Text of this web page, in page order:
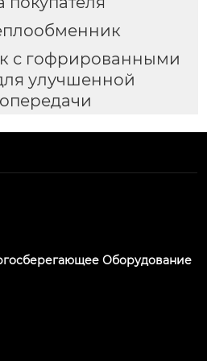
с гофрированными
улучшенной
Оборудование